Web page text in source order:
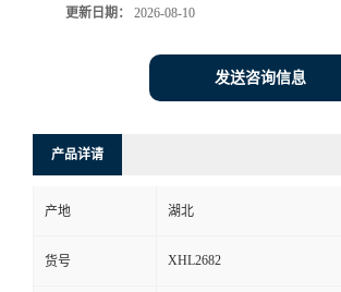
更新日期： 2026-08-10
发送咨询信息
产品详请
产地 湖北
货号 XHL2682